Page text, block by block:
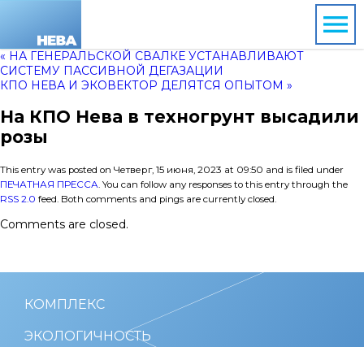
« НА ГЕНЕРАЛЬСКОЙ СВАЛКЕ УСТАНАВЛИВАЮТ
СИСТЕМУ ПАССИВНОЙ ДЕГАЗАЦИИ
КПО НЕВА И ЭКОВЕКТОР ДЕЛЯТСЯ ОПЫТОМ »
На КПО Нева в техногрунт высадили
розы
This entry was posted on Четверг, 15 июня, 2023 at 09:50 and is filed under
ПЕЧАТНАЯ ПРЕССА. You can follow any responses to this entry through the
RSS 2.0 feed. Both comments and pings are currently closed.
Comments are closed.
КОМПЛЕКС
ЭКОЛОГИЧНОСТЬ